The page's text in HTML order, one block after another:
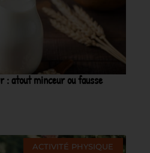
: atout minceur ou fausse
ACTIVITÉ PHYSIQUE